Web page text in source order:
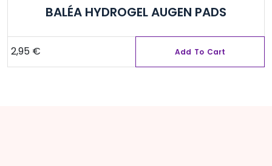
BALÉA HYDROGEL AUGEN PADS
2,95 € Add To Cart